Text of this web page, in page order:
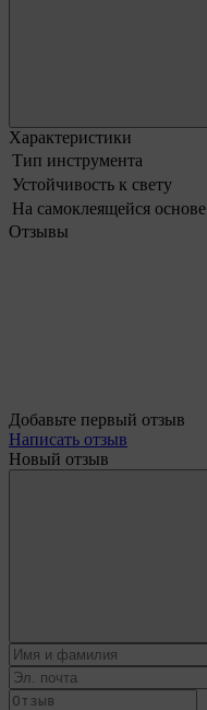
Характеристики
Тип инструмента
Устойчивость к свету
На самоклеящейся основе
Отзывы
Добавьте первый отзыв
Написать отзыв
Новый отзыв